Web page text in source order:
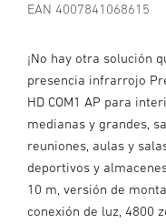
EAN 4007841068615
¡No hay otra solución
presencia infrarrojo
HD COM1 AP para
medianas y grandes,
reuniones, aulas y
deportivos y
10 m, versión de
conexión de luz, 4800